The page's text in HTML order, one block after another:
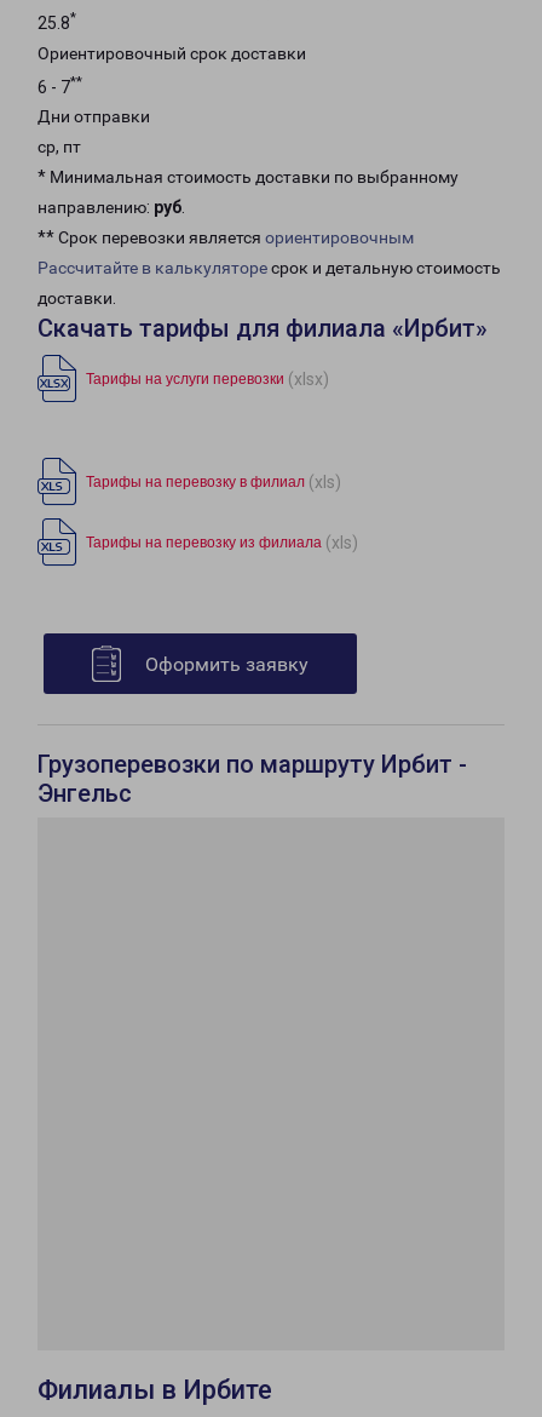
25.8*
Ориентировочный срок доставки
6 - 7**
Дни отправки
ср, пт
* Минимальная стоимость доставки по выбранному
направлению: руб.
** Срок перевозки является ориентировочным
Рассчитайте в калькуляторесрок и детальную стоимость
доставки.
Скачать тарифы для филиала «Ирбит»
Тарифы на услуги перевозки (xlsx)
Тарифы на перевозку в филиал (xls)
Тарифы на перевозку из филиала (xls)
Оформить заявку
Грузоперевозки по маршруту Ирбит -
Энгельс
Филиалы в Ирбите